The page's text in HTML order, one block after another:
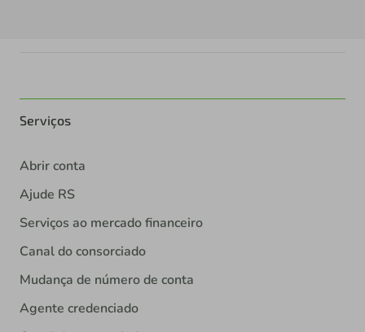
Serviços
Abrir conta
Ajude RS
Serviços ao mercado financeiro
Canal do consorciado
Mudança de número de conta
Agente credenciado